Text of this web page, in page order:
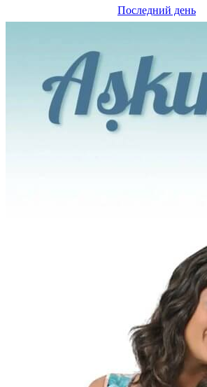
Последний день